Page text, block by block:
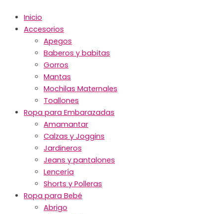
Inicio
Accesorios
Apegos
Baberos y babitas
Gorros
Mantas
Mochilas Maternales
Toallones
Ropa para Embarazadas
Amamantar
Calzas y Joggins
Jardineros
Jeans y pantalones
Lencería
Shorts y Polleras
Ropa para Bebé
Abrigo